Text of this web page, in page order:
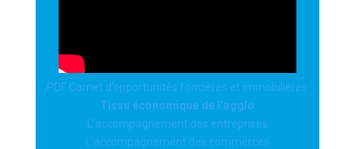
PDF Carnet d’opportunités foncières et immobilières
Tissu économique de l’agglo
L’accompagnement des entreprises
L’accompagnement des commerces